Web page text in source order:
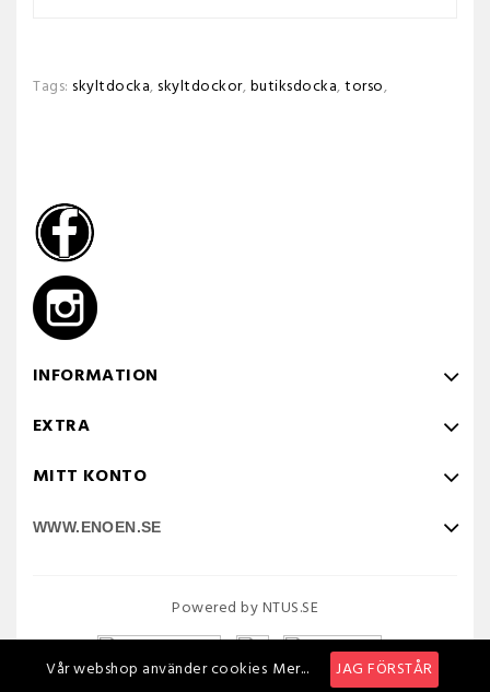
Tags: skyltdocka, skyltdockor,butiksdocka,torso,
INFORMATION
EXTRA
MITT KONTO
WWW.ENOEN.SE
Powered by NTUS.SE
Vår webshop använder cookies Mer... JAG FÖRSTÅR